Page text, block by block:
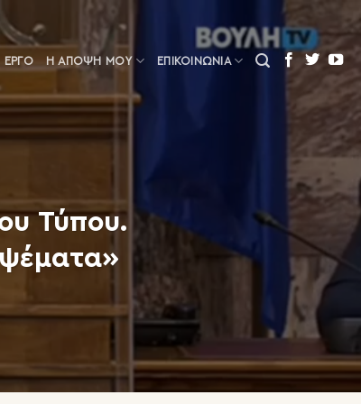
ΈΡΓΟ Η ΆΠΟΨΗ ΜΟΥ ΕΠΙΚΟΙΝΩΝΙΑ
Τύπου.